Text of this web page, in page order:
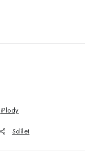
iPlody
Sdílet